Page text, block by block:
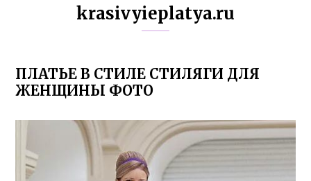
krasivyieplatya.ru
ПЛАТЬЕ В СТИЛЕ СТИЛЯГИ ДЛЯ
ЖЕНЩИНЫ ФОТО